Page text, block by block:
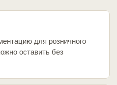
для розничного
оставить без